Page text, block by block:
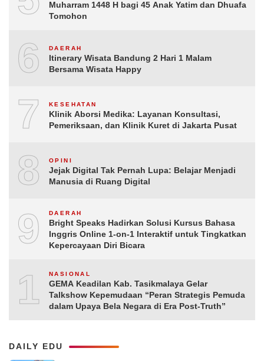
Muharram 1448 H bagi 45 Anak Yatim dan Dhuafa
Tomohon
6 DAERAH
Itinerary Wisata Bandung 2 Hari 1 Malam
Bersama Wisata Happy
7 KESEHATAN
Klinik Aborsi Medika: Layanan Konsultasi,
Pemeriksaan, dan Klinik Kuret di Jakarta Pusat
8 OPINI
Jejak Digital Tak Pernah Lupa: Belajar Menjadi
Manusia di Ruang Digital
9 DAERAH
Bright Speaks Hadirkan Solusi Kursus Bahasa
Inggris Online 1-on-1 Interaktif untuk Tingkatkan
Kepercayaan Diri Bicara
10NASIONAL
GEMA Keadilan Kab. Tasikmalaya Gelar
Talkshow Kepemudaan “Peran Strategis Pemuda
dalam Upaya Bela Negara di Era Post-Truth”
DAILY EDU